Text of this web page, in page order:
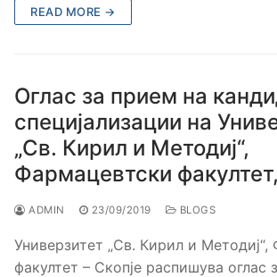
READ MORE →
Оглас за прием на
специјализации на
„Св. Кирил и Методиј“,
Фармацевтски
ADMIN 23/09/2019 BLOGS
Универзитет „Св. Кирил и
факултет – Скопје распишува оглас